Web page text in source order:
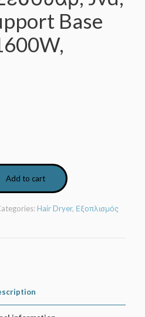
Base
Add to cart
Hair Dryer, Εξοπλισμός